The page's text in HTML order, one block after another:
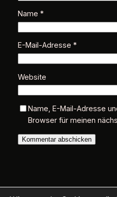
Name *
E-Mail-Adresse *
Website
Name, E-Mail-Adresse
Browser für meinen